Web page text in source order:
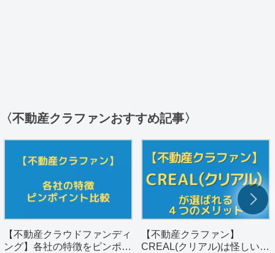
〈不動産クラファンおすすめ記事〉
【不動産クラウドファンディ
ング】各社の特徴をピンポイ
【不動産クラファン】
CREAL(クリアル)は怪しい？